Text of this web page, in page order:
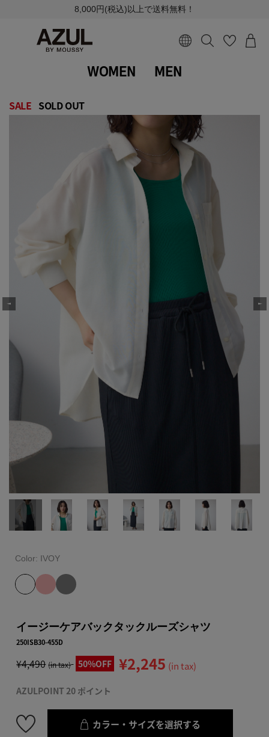
8,000円(税込)以上で送料無料！
WOMEN MEN
SALE SOLD OUT
Color: IVOY
イージーケアバックタックルーズシャツ
250ISB30-455D
¥4,490 (in tax) 50%OFF ¥2,245 (in tax)
AZULPOINT 20 ポイント
カラー・サイズを選択する